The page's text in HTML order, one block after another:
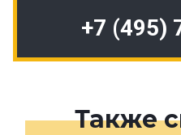
+7 (495)
Также